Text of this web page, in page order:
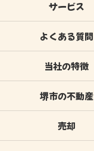
サービス
よくある質問
当社の特徴
堺市の不動産
売却